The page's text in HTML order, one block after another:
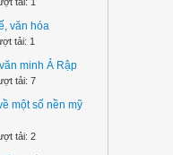
văn hóa
tải: 1
minh Ả Rập
tải: 7
một số nền mỹ
tải: 2